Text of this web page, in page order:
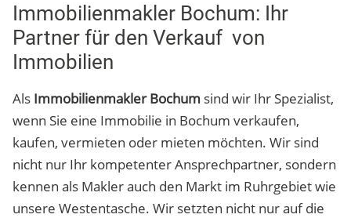
Immobilienmakler Bochum: Ihr
Partner für den Verkauf von
Immobilien
Als Immobilienmakler Bochum sind wir Ihr Spezialist,
wenn Sie eine Immobilie in Bochum verkaufen,
kaufen, vermieten oder mieten möchten. Wir sind
nicht nur Ihr kompetenter Ansprechpartner, sondern
kennen als Makler auch den Markt im Ruhrgebiet wie
unsere Westentasche. Wir setzten nicht nur auf die